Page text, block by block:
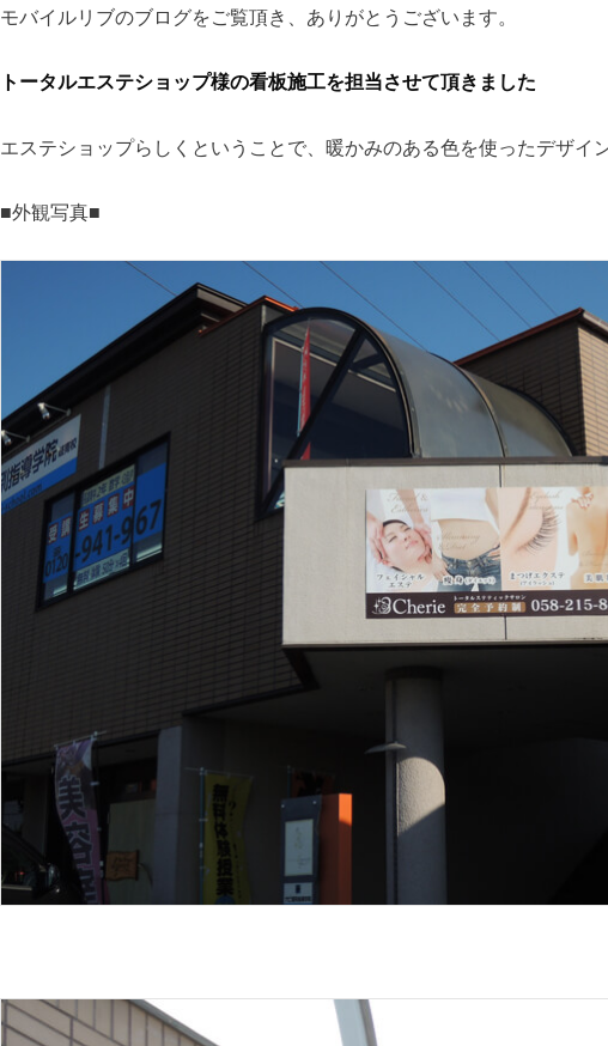
モバイルリブのブログをご覧頂き、ありがとうございます。
トータルエステショップ様の看板施工を担当させて頂きました
エステショップらしくということで、暖かみのある色を使ったデザイ
■外観写真■